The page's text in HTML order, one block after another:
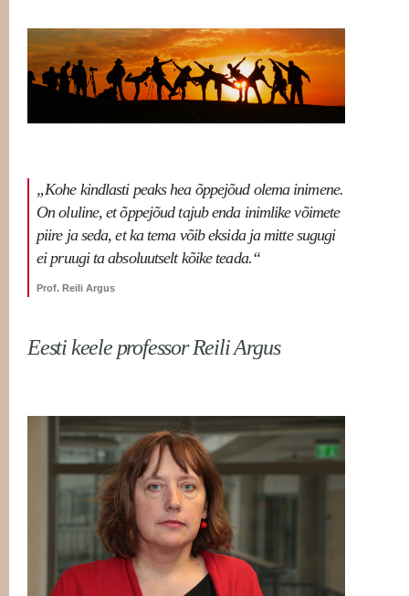
„Kohe kindlasti peaks hea õppejõud olema inimene.
On oluline, et õppejõud tajub enda inimlike võimete
piire ja seda, et ka tema võib eksida ja mitte sugugi
ei pruugi ta absoluutselt kõike teada.“
Prof. Reili Argus
Eesti keele professor Reili Argus